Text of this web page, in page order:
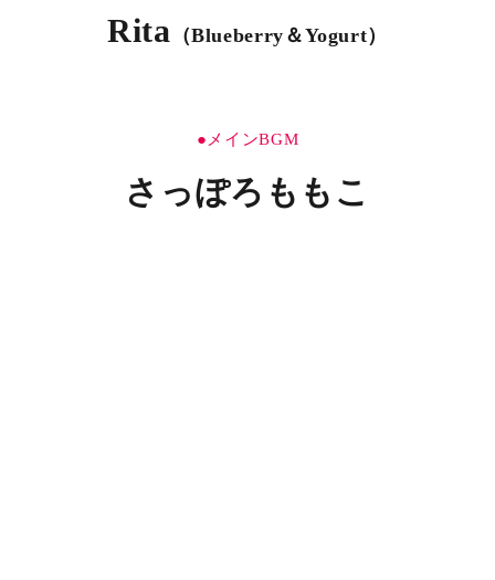
Rita （Blueberry＆Yogurt）
●メインBGM
さっぽろももこ